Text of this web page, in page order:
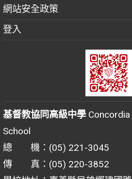
網站安全政策
登入
基督教協同高級中學
School
總 機：(05) 221-3045
傳 真：(05) 220-3852